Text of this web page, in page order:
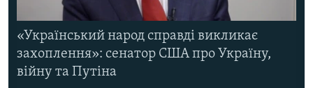
«Український народ справді викликає
захоплення»: сенатор США про Україну,
війну та Путіна